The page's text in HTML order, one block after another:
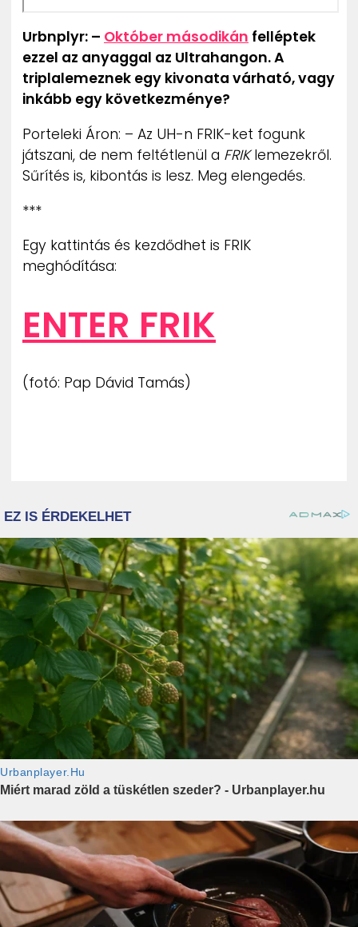
Urbnplyr: – Október másodikán felléptek
ezzel az anyaggal az Ultrahangon. A
triplalemeznek egy kivonata várható, vagy
inkább egy következménye?
Porteleki Áron: – Az UH-n FRIK-ket fogunk
játszani, de nem feltétlenül a FRIKlemezekről.
Sűrítés is, kibontás is lesz. Meg elengedés.
***
Egy kattintás és kezdődhet is FRIK
meghódítása:
ENTER FRIK
(fotó: Pap Dávid Tamás)